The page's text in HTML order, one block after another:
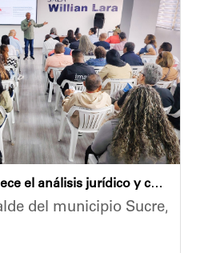
Lara expresó sus
por esta recuperación en
del estado
en todo el estado
de Educación, Héctor
el esfuerzo articulado
Café con Leyes fortalece el análisis jurídico y constitucional en el municipio Sucre
del municipio Sucre,